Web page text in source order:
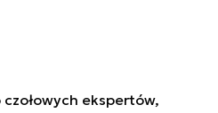
ekspertów,